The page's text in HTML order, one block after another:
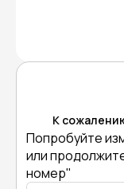
К
Попробуйте
или
номер"